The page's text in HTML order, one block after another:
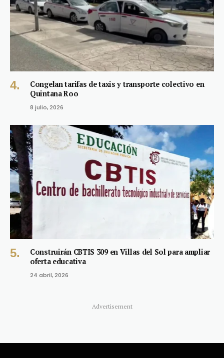
Congelan tarifas de taxis y transporte colectivo en
Quintana Roo
8 julio, 2026
Construirán CBTIS 309 en Villas del Sol para ampliar
oferta educativa
24 abril, 2026
Advertisement